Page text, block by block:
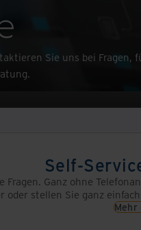
Sie uns bei Fragen,
Self-
Ganz ohne
oder stellen Sie ganz
Mehr